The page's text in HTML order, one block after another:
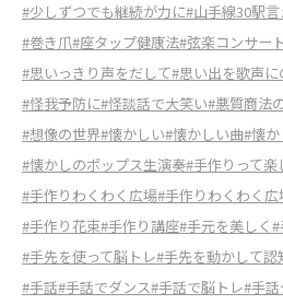
#少しずつでも継続が力に#山手線30駅言
#巻き爪#座タップ健康法#弦楽コンサート
#思いっきり声をだして#思い出を歌声に
#怪我予防に#怪談話で大笑い#悪質商法
#想像の世界#懐かしい#懐かしい曲#懐
#懐かしのポップス生演奏#手作りって楽
#手作りわくわく広場#手作りわくわく広
#手作り花束#手作り講座#手元を美しく
#手先を使って脳トレ#手先を動かして認
#手話#手話でダンス#手話で脳トレ#手